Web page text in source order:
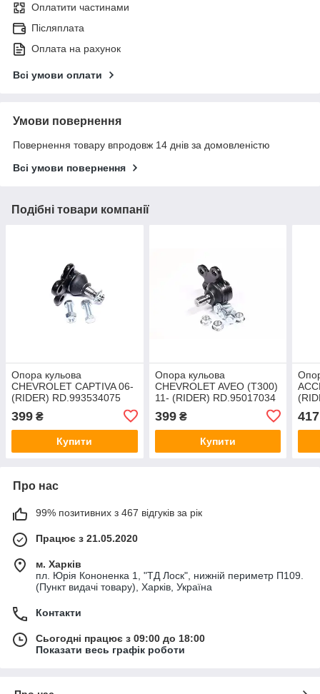
Оплатити частинами
Післяплата
Оплата на рахунок
Всі умови оплати
Умови повернення
Повернення товару впродовж 14 днів за домовленістю
Всі умови повернення
Подібні товари компанії
Опора кульова
CHEVROLET CAPTIVA 06-
(RIDER) RD.993534075
399 ₴
Купити
Опора кульова
CHEVROLET AVEO (T300)
11- (RIDER) RD.95017034
399₴
Купити
417
Про нас
99% позитивних з 467 відгуків за рік
Працює з 21.05.2020
м. Харків
пл. Юрія Кононенка 1, "ТД Лоск", нижній периметр П109.
(Пункт видачі товару), Харків, Україна
Контакти
Сьогодні працює з 09:00 до 18:00
Показати весь графік роботи